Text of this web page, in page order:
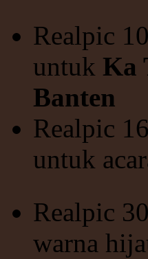
Realpic
untuk Ka
Banten
Realpic
untuk
Realpic
warna